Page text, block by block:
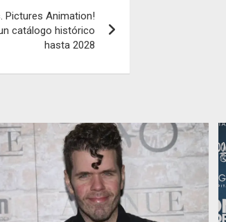
Pictures Animation!
catálogo histórico
hasta 2028